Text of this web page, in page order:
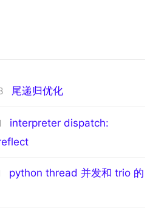
尾递归优化
interpreter dispatch:
python thread 并发和 trio 的